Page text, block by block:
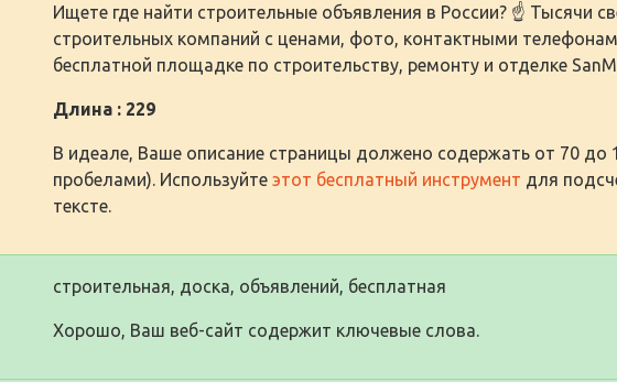
Ищете где найти строительные объявления в России? ☝ Тысячи
строительных компаний с ценами, фото, контактными
бесплатной площадке по строительству, ремонту и отделке
Длина : 229
В идеале, Ваше описание страницы должено содержать от 70 до
пробелами). Используйте этот бесплатный инструмент для
тексте.
строительная, доска, объявлений, бесплатная
Хорошо, Ваш веб-сайт содержит ключевые слова.